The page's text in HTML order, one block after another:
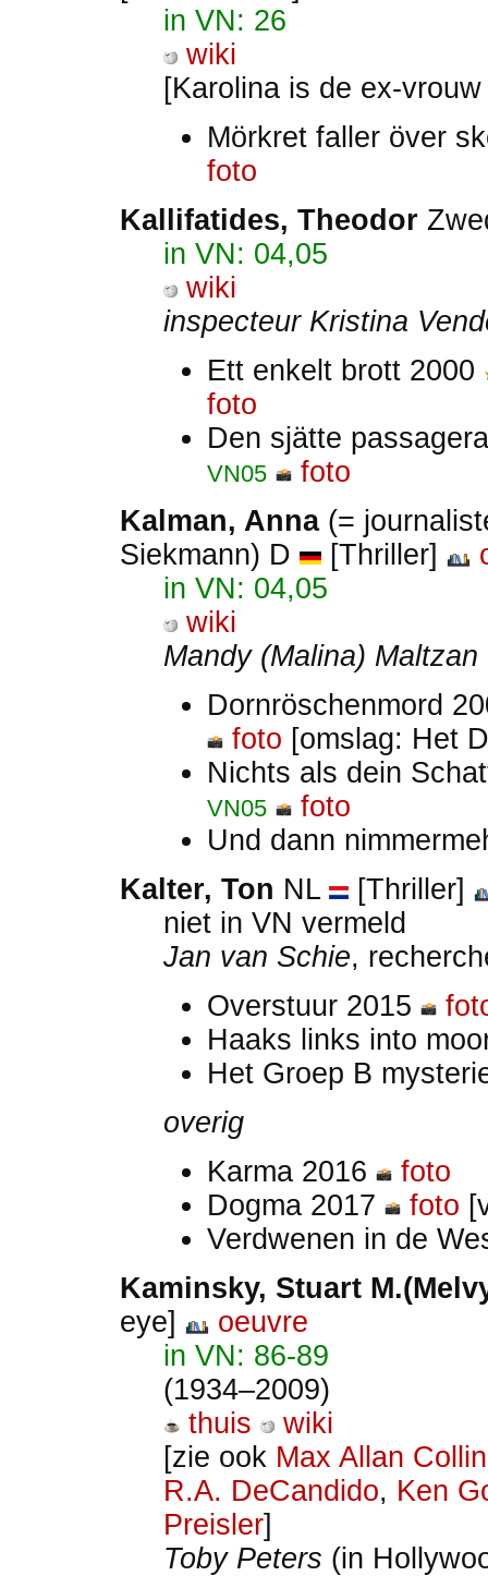
in VN: 26
wiki
[Karolina is de ex-
Mörkret faller över
foto
Kallifatides, Theodor
in VN: 04,05
wiki
inspecteur Kristina
Ett enkelt brott 2000
foto
Den sjätte
VN05
foto
Kalman, Anna(=
Siekmann) D
[Thriller]
in VN: 04,05
wiki
Mandy (Malina) Maltzan
Dornröschenmord
foto [omslag: Het
Nichts als dein
VN05
foto
Und dann
Kalter, Ton NL
[Thriller]
niet in VN vermeld
Jan van Schie,
Overstuur 2015
Haaks links into
Het Groep B
overig
Karma 2016
foto
Dogma 2017
foto
Verdwenen in de
Kaminsky, Stuart
eye]
oeuvre
in VN: 86-89
(1934–2009)
thuis
wiki
[zie ook Max Allan
R.A. DeCandido, Ken
Preisler]
Toby Peters (in